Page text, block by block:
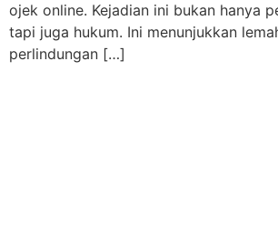
ojek online. Kejadian ini bukan hanya
tapi juga hukum. Ini menunjukkan
perlindungan […]